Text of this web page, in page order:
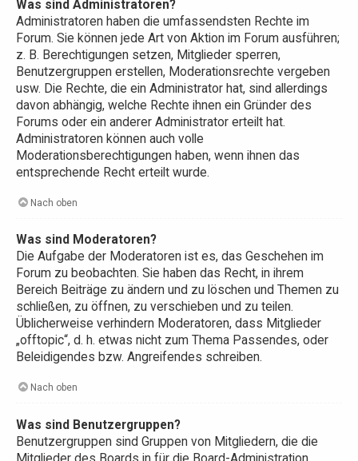
Was sind Administratoren?
Administratoren haben die umfassendsten Rechte im
Forum. Sie können jede Art von Aktion im Forum ausführen;
z. B. Berechtigungen setzen, Mitglieder sperren,
Benutzergruppen erstellen, Moderationsrechte vergeben
usw. Die Rechte, die ein Administrator hat, sind allerdings
davon abhängig, welche Rechte ihnen ein Gründer des
Forums oder ein anderer Administrator erteilt hat.
Administratoren können auch volle
Moderationsberechtigungen haben, wenn ihnen das
entsprechende Recht erteilt wurde.
Nach oben
Was sind Moderatoren?
Die Aufgabe der Moderatoren ist es, das Geschehen im
Forum zu beobachten. Sie haben das Recht, in ihrem
Bereich Beiträge zu ändern und zu löschen und Themen zu
schließen, zu öffnen, zu verschieben und zu teilen.
Üblicherweise verhindern Moderatoren, dass Mitglieder
„offtopic“, d. h. etwas nicht zum Thema Passendes, oder
Beleidigendes bzw. Angreifendes schreiben.
Nach oben
Was sind Benutzergruppen?
Benutzergruppen sind Gruppen von Mitgliedern, die die